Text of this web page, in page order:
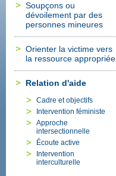
Soupçonsou
dévoilementpardes
personnesmineures
Orienterlavictimevers
laressourceappropriée
Relationd'aide
Cadreetobjectifs
Interventionféministe
Approche
intersectionnelle
Écouteactive
Intervention
interculturelle